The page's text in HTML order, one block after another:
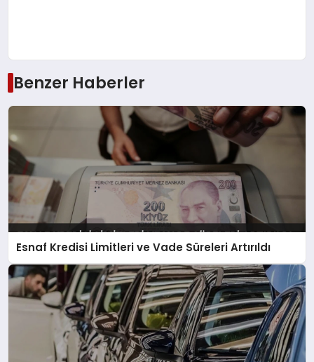
Benzer Haberler
Esnaf Kredisi Limitleri ve Vade Süreleri Artırıldı